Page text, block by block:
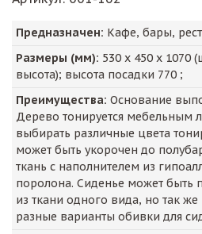
Предназначен: Кафе, бары,
Размеры (мм): 530 х 450 х 1070
высота); высота посадки 770 ;
Преимущества: Основание
Дерево тонируется мебельным
выбирать различные цвета
может быть укорочен до
ткань с наполнителем из
поролона. Сиденье может быть
из ткани одного вида, но так
разные варианты обивки для